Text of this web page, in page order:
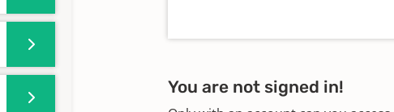
You are not signed in!